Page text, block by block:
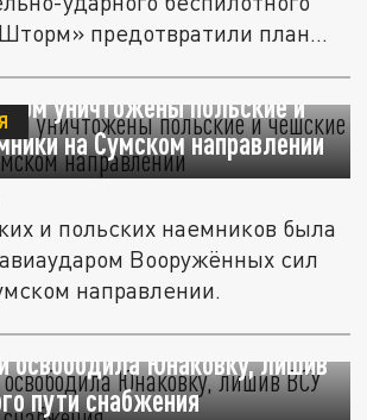
предотвратили планы
уничтожены польские и
на Сумском направлении
и польских наемников была
Вооружённых сил
направлении.
освободила Юнаковку, лишив
пути снабжения